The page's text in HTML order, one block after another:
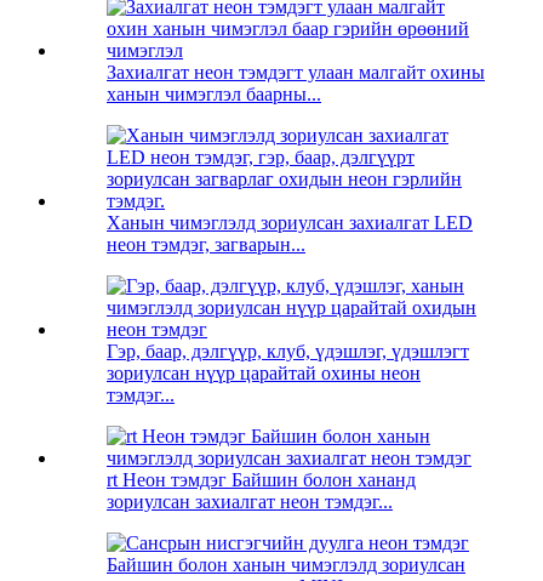
Захиалгат неон тэмдэгт улаан малгайт охины
ханын чимэглэл баарны...
Ханын чимэглэлд зориулсан захиалгат LED
неон тэмдэг, загварын...
Гэр, баар, дэлгүүр, клуб, үдэшлэг, үдэшлэгт
зориулсан нүүр царайтай охины неон
тэмдэг...
rt Неон тэмдэг Байшин болон хананд
зориулсан захиалгат неон тэмдэг...